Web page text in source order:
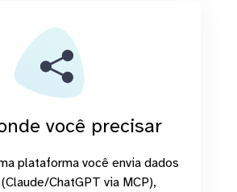
você precisar
plataforma você envia dados
ChatGPT via MCP),